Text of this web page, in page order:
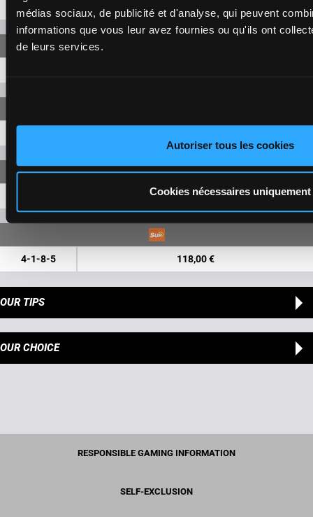
médias sociaux, de publicité et d'analyse, qui peuvent
informations que vous leur avez fournies ou qu'ils ont
de leurs services.
Autoriser tous les cookies
Cookies nécessaires uniquement
1-8
86,10 €
4-1-8-5 118,00 €
OUR TIPS
OUR CHOICE
RESPONSIBLE GAMING INFORMATION
SELF-EXCLUSION